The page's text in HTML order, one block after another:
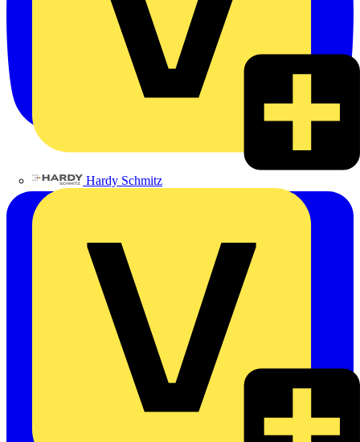
Hardy Schmitz